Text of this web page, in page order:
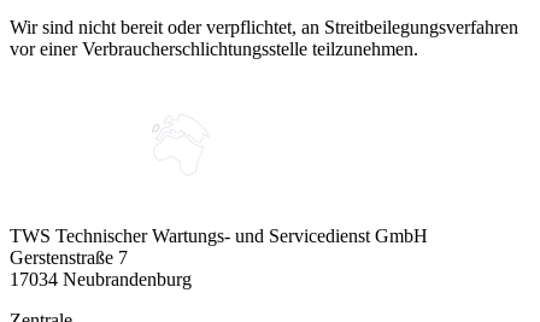
Wir sind nicht bereit oder verpflichtet, an Streitbeilegungsverfahren
vor einer Verbraucherschlichtungsstelle teilzunehmen.
TWS Technischer Wartungs- und Servicedienst GmbH
Gerstenstraße 7
17034 Neubrandenburg